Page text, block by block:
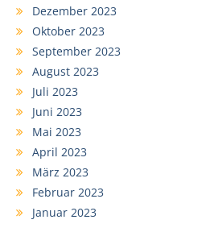
Dezember 2023
Oktober 2023
September 2023
August 2023
Juli 2023
Juni 2023
Mai 2023
April 2023
März 2023
Februar 2023
Januar 2023